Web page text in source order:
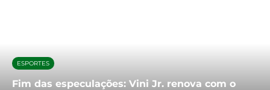
ESPORTES
Fim das especulações: Vini Jr. renova com o